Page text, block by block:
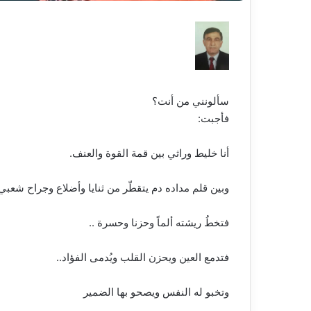
سألونني من أنت؟
فأجبت:
أنا خليط وراثي بين قمة القوة والعنف.
وبين قلم مداده دم يتقطّر من ثنايا وأضلاع وجراح
فتخطُ ريشته ألماً وحزنا وحسرة ..
فتدمع العين ويحزن القلب ويُدمى الفؤاد..
وتخبو له النفس ويصحو بها الضمير